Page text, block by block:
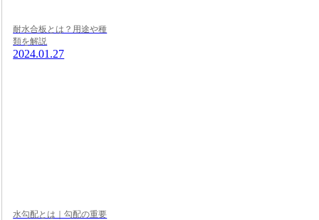
耐水合板とは？用途や種
類を解説
2024.01.27
水勾配とは｜勾配の重要